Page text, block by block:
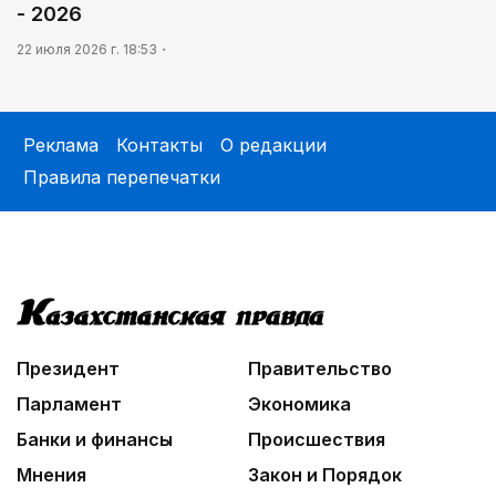
- 2026
22 июля 2026 г. 18:53
Реклама Контакты
О редакции
Правила перепечатки
Президент
Правительство
Парламент
Экономика
Банки и финансы
Происшествия
Мнения
Закон и Порядок